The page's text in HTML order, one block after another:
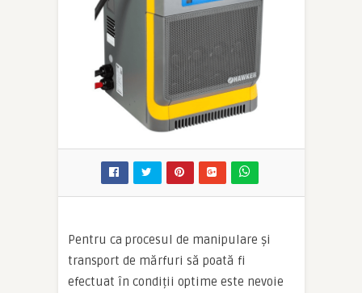
Pentru ca procesul de manipulare și
transport de mărfuri să poată fi
efectuat în condiții optime este nevoie